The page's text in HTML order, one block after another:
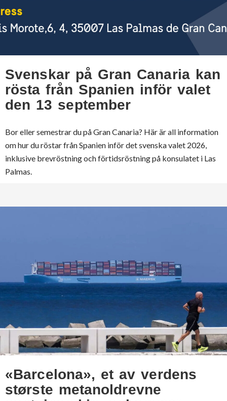
Svenskar på Gran Canaria kan
rösta från Spanien inför valet
den 13 september
Bor eller semestrar du på Gran Canaria? Här är all information
om hur du röstar från Spanien inför det svenska valet 2026,
inklusive brevröstning och förtidsröstning på konsulatet i Las
Palmas.
«Barcelona», et av verdens
største metanoldrevne